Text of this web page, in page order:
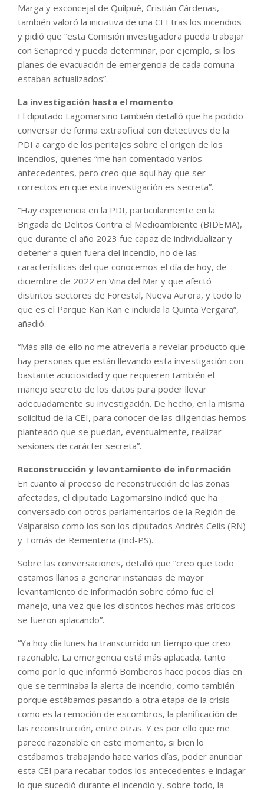
Marga y exconcejal de Quilpué, Cristián Cárdenas,
también valoró la iniciativa de una CEI tras los incendios
y pidió que “esta Comisión investigadora pueda trabajar
con Senapred y pueda determinar, por ejemplo, si los
planes de evacuación de emergencia de cada comuna
estaban actualizados”.
La investigación hasta el momento
El diputado Lagomarsino también detalló que ha podido
conversar de forma extraoficial con detectives de la
PDI a cargo de los peritajes sobre el origen de los
incendios, quienes “me han comentado varios
antecedentes, pero creo que aquí hay que ser
correctos en que esta investigación es secreta”.
“Hay experiencia en la PDI, particularmente en la
Brigada de Delitos Contra el Medioambiente (BIDEMA),
que durante el año 2023 fue capaz de individualizar y
detener a quien fuera del incendio, no de las
características del que conocemos el día de hoy, de
diciembre de 2022 en Viña del Mar y que afectó
distintos sectores de Forestal, Nueva Aurora, y todo lo
que es el Parque Kan Kan e incluida la Quinta Vergara”,
añadió.
“Más allá de ello no me atrevería a revelar producto que
hay personas que están llevando esta investigación con
bastante acuciosidad y que requieren también el
manejo secreto de los datos para poder llevar
adecuadamente su investigación. De hecho, en la misma
solicitud de la CEI, para conocer de las diligencias hemos
planteado que se puedan, eventualmente, realizar
sesiones de carácter secreta”.
Reconstrucción y levantamiento de información
En cuanto al proceso de reconstrucción de las zonas
afectadas, el diputado Lagomarsino indicó que ha
conversado con otros parlamentarios de la Región de
Valparaíso como los son los diputados Andrés Celis (RN)
y Tomás de Rementeria (Ind-PS).
Sobre las conversaciones, detalló que “creo que todo
estamos llanos a generar instancias de mayor
levantamiento de información sobre cómo fue el
manejo, una vez que los distintos hechos más críticos
se fueron aplacando”.
“Ya hoy día lunes ha transcurrido un tiempo que creo
razonable. La emergencia está más aplacada, tanto
como por lo que informó Bomberos hace pocos días en
que se terminaba la alerta de incendio, como también
porque estábamos pasando a otra etapa de la crisis
como es la remoción de escombros, la planificación de
las reconstrucción, entre otras. Y es por ello que me
parece razonable en este momento, si bien lo
estábamos trabajando hace varios días, poder anunciar
esta CEI para recabar todos los antecedentes e indagar
lo que sucedió durante el incendio y, sobre todo, la